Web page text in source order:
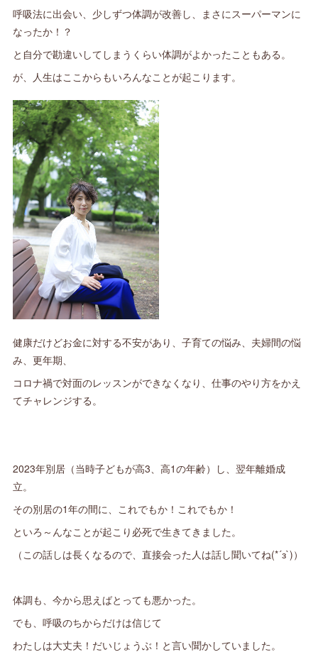
呼吸法に出会い、少しずつ体調が改善し、まさにスーパーマンに
なったか！？
と自分で勘違いしてしまうくらい体調がよかったこともある。
が、人生はここからもいろんなことが起こります。
健康だけどお金に対する不安があり、子育ての悩み、夫婦間の悩
み、更年期、
コロナ禍で対面のレッスンができなくなり、仕事のやり方をかえ
てチャレンジする。
2023年別居（当時子どもが高3、高1の年齢）し、翌年離婚成
立。
その別居の1年の間に、これでもか！これでもか！
といろ～んなことが起こり必死で生きてきました。
（この話しは長くなるので、直接会った人は話し聞いてね(*´з`)）
体調も、今から思えばとっても悪かった。
でも、呼吸のちからだけは信じて
わたしは大丈夫！だいじょうぶ！と言い聞かしていました。